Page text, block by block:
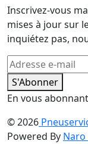
Inscrivez-vous
mises à jour sur
inquiétez pas,
S'Abonner
En vous
© 2026
Powered By Naro